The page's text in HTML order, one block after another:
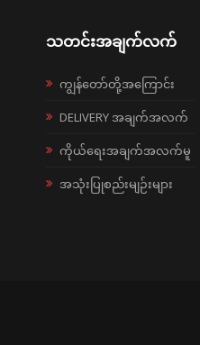
သတင်းအချက်လက်
ကျွန်တော်တို့အကြောင်း
DELIVERY အချက်အလက်
ကိုယ်ရေးအချက်အလက်မူ
အသုံးပြုစည်းမျဉ်းများ